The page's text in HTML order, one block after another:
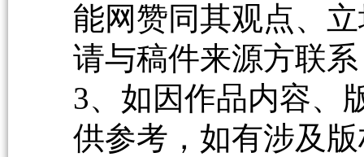
能网赞同其观点、
请与稿件来源方联
3、如因作品内容、
供参考，如有涉及